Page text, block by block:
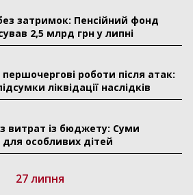
затримок: Пенсійний фонд
2,5 млрд грн у липні
роботи після атак:
ліквідації наслідків
витрат із бюджету: Суми
особливих дітей
27 липня